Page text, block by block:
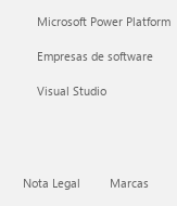
Microsoft Power Platform
Empresas de software
Visual Studio
Nota Legal Marcas